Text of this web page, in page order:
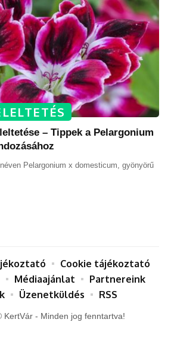
– Tippek a Pelargonium
Pelargonium x domesticum, gyönyörű
KertVár - Minden jog fenntartva!
Cookie tájékoztató
Médiaajánlat
Partnereink
Üzenetküldés RSS